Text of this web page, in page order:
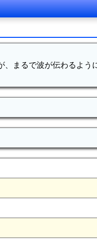
まるで波が伝わるよう